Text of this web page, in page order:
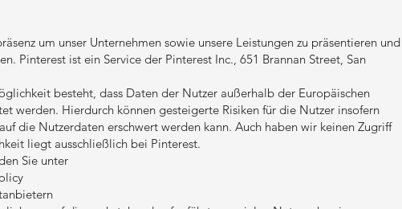
um unser Unternehmen sowie unsere Leistungen zu präsentieren und
Pinterest ist ein Service der Pinterest Inc., 651 Brannan Street, San
besteht, dass Daten der Nutzer außerhalb der Europäischen
werden. Hierdurch können gesteigerte Risiken für die Nutzer insofern
die Nutzerdaten erschwert werden kann. Auch haben wir keinen Zugriff
liegt ausschließlich bei Pinterest.
Sie unter